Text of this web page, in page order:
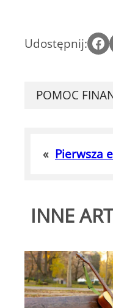
Udostępnij: Share on Facebook
POMOC
« Pierwsza
INNE